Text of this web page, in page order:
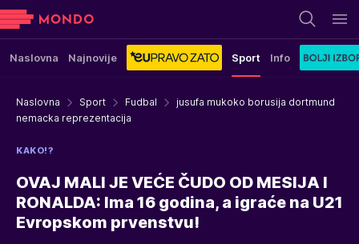
Naslovna Najnovije Sport Info
Naslovna Sport Fudbal
jusufa mukoko borusija dortmund
nemacka reprezentacija
KAKO!?
OVAJ MALI JE VEĆE ČUDO OD MESIJA I
RONALDA: Ima 16 godina, a igraće na U21
Evropskom prvenstvu!